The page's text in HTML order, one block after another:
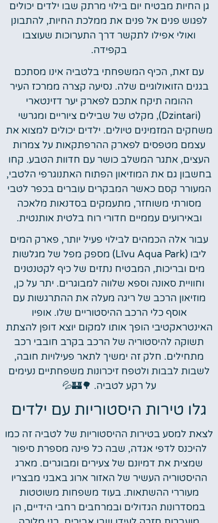
גן החיות מבטיח יום בילוי מרתק שבו ילדים יכולים
לפגוש פנים אל פנים את ממלכת החיות, להתבונן
ואולי אפילו לתקשר דרך התערוכות שעוצבו
בקפידה.
עם זאת, הכיף המשפחתי בלטביה אינו מסתכם
בגנים הזואולוגיים שלה. נסיעה קצרה ממרכז העיר
ההומה תיקח אתכם לפארק יער דזינטארי
(Dzintari), מקלט של שבילים ציוריים ומגרשי
משחקים המזמינים טיולים. ילדים יכולים למצוא את
עצמם מטפסים לפארק ההרפתקאות על צמרות
העצים, אתגר המשלב כושר עם חדוות הטבע. קחו
בחשבון גם את המוזיאון הפתוח האתנוגרפי הלטבי,
המעורר קסם כאשר המבקרים עוברים בכפר לטבי
מסורתי משוחזר, מתעמקים בסדנאות מלאכה
ובאירועים עממיים חדורי רוח בלטית אותנטית.
עבור אלה הכמהים לבילוי פעיל יותר, פארק המים
ליבו (Līvu Aqua Park) מספק מפל של מגלשות
מים ובריכות, המבטיח נתזים של כיף לקטנטנים
וחוויית סאונה וספא שלווה למבוגרים. יתר על כן,
מוזיאון הרכב של ריגה מעלה את ההתרגשות עם
אוסף כלי הרכב ההיסטוריים שלו. אופיו
האינטראקטיבי הופך אותו למקום יוצא דופן להצתת
תשוקה להיסטוריה של הרכב בקרב חובבי רכב
מתחילים. חלק זה ימשיך לתאר פעילויות חובה,
לשבות לבבות ולטפח זיכרונות משפחתיים נעימים
על רקע לטביה. 🌳🏰💦
גלו טירות היסטוריות עם ילדים
לצאת למסע בטירות ההיסטוריות של לטביה זה כמו
להיכנס לדפי אגדה, שבה כל פינה מספרת סיפור
שמצית את דמיונם של צעירים ומבוגרים. מארג
ההיסטוריה העשיר של האזור ארוג באבני מבצריו
מעוררי ההשתאות. בעוד משפחות משוטטות
במסדרונות הגדולים ובמרחבים רחבי הידיים, הן